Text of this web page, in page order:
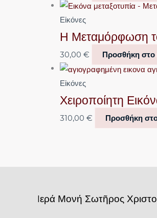
Εἰκόνες
Η Μεταμόρφωση
30,00 € Προσθήκη στο
Εἰκόνες
Χειροποίητη
310,00 € Προσθήκη
Iερά Μονή Σωτῆρος